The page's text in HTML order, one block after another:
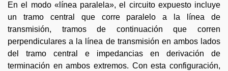
En el modo «línea paralela», el circuito expuesto incluye
un tramo central que corre paralelo a la línea de
transmisión, tramos de continuación que corren
perpendiculares a la línea de transmisión en ambos lados
del tramo central e impedancias en derivación de
terminación en ambos extremos. Con esta configuración,